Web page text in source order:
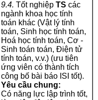
9.4. Tốt nghiệp TS các
ngành khoa học tính
toán khác (Vật lý tính
toán, Sinh học tính toán,
Hoá học tính toán, Cơ -
Sinh toán toán, Điện tử
tính toán, v.v.) (ưu tiên
ứng viên có thành tích
công bố bài báo ISI tốt).
Yêu cầu chung:
Có năng lực lập trình tốt,